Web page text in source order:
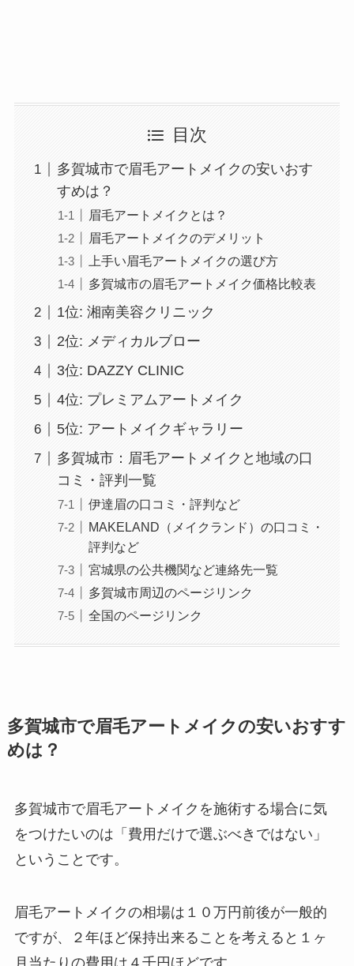
目次
多賀城市で眉毛アートメイクの安いおす
すめは？
眉毛アートメイクとは？
眉毛アートメイクのデメリット
上手い眉毛アートメイクの選び方
多賀城市の眉毛アートメイク価格比較表
1位: 湘南美容クリニック
2位: メディカルブロー
3位: DAZZY CLINIC
4位: プレミアムアートメイク
5位: アートメイクギャラリー
多賀城市：眉毛アートメイクと地域の口
コミ・評判一覧
伊達眉の口コミ・評判など
MAKELAND（メイクランド）の口コミ・
評判など
宮城県の公共機関など連絡先一覧
多賀城市周辺のページリンク
全国のページリンク
多賀城市で眉毛アートメイクの安いおすす
めは？
多賀城市で眉毛アートメイクを施術する場合に気
をつけたいのは 「費用だけで選ぶべきではない」
ということです。
眉毛アートメイクの相場は１０万円前後が一般的
ですが、２年ほど保持出来ることを考えると１ヶ